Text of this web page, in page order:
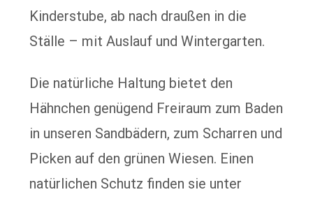
Kinderstube, ab nach draußen in die
Ställe – mit Auslauf und Wintergarten.
Die natürliche Haltung bietet den
Hähnchen genügend Freiraum zum Baden
in unseren Sandbädern, zum Scharren und
Picken auf den grünen Wiesen. Einen
natürlichen Schutz finden sie unter